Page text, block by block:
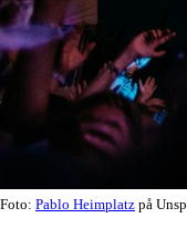
Foto: Pablo Heimplatz på